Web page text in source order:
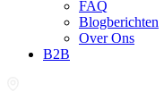
FAQ
Blogberichten
Over Ons
B2B